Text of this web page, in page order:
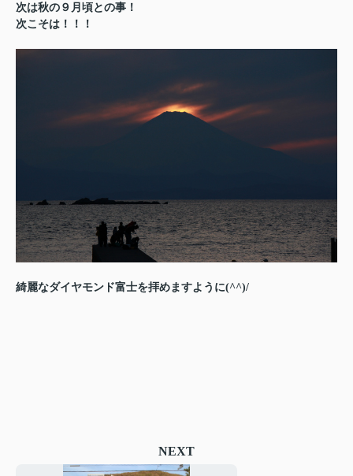
次は秋の９月頃との事！
次こそは！！！
綺麗なダイヤモンド富士を拝めますように(^^)/
NEXT